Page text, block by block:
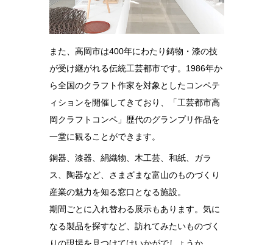
また、高岡市は400年にわたり鋳物・漆の技
が受け継がれる伝統工芸都市です。1986年か
ら全国のクラフト作家を対象としたコンペテ
ィションを開催してきており、「工芸都市高
岡クラフトコンペ」歴代のグランプリ作品を
一堂に観ることができます。
銅器、漆器、絹織物、木工芸、和紙、ガラ
ス、陶器など、さまざまな富山のものづくり
産業の魅力を知る窓口となる施設。
期間ごとに入れ替わる展示もあります。気に
なる製品を探すなど、訪れてみたいものづく
りの現場を見つけてはいかがでしょうか。